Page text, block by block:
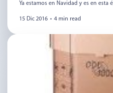
Ya estamos en Navidad y es en esta
15 Dic 2016 • 4 min read